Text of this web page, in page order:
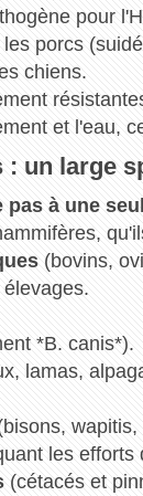
pour
porcs
chiens.
et l'eau,
: un large
à une
(bovins,
*B. canis*).
lamas,
wapitis,
les
(cétacés et